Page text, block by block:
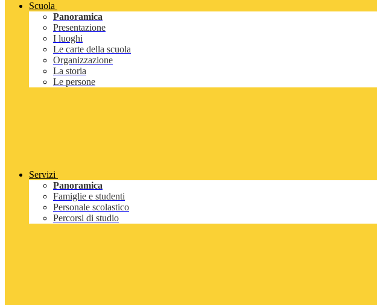
Scuola
Panoramica
Presentazione
I luoghi
Le carte della scuola
Organizzazione
La storia
Le persone
Servizi
Panoramica
Famiglie e studenti
Personale scolastico
Percorsi di studio